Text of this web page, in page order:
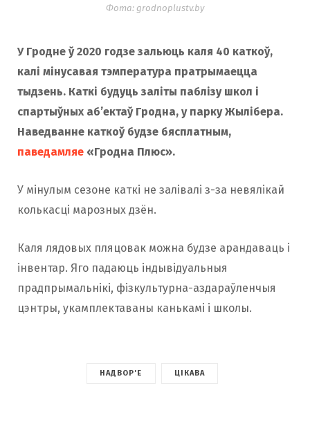
Фота: grodnoplustv.by
У Гродне ў 2020 годзе зальюць каля 40 каткоў,
калі мінусавая тэмпература пратрымаецца
тыдзень. Каткі будуць заліты паблізу школ і
спартыўных аб’ектаў Гродна, у парку Жылібера.
Наведванне каткоў будзе бясплатным,
паведамляе «Гродна Плюс».
У мінулым сезоне каткі не залівалі з-за невялікай
колькасці марозных дзён.
Каля лядовых пляцовак можна будзе арандаваць і
інвентар. Яго падаюць індывідуальныя
прадпрымальнікі, фізкультурна-аздараўленчыя
цэнтры, укамплектаваны канькамі і школы.
НАДВОР'Е ЦІКАВА